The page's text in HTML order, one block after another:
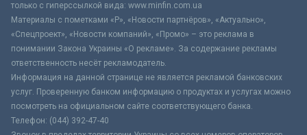
только с гиперссылкой вида: www.minfin.com.ua
Материалы с пометками «Р», «Новости партнёров», «Актуально»,
«Спецпроект», «Новости компаний», «Промо» – это реклама в
понимании Закона Украины «О рекламе». За содержание рекламы
ответственность несёт рекламодатель.
Информация на данной странице не является рекламой банковских
услуг. Проверенную банком информацию о продуктах и услугах можно
посмотреть на официальном сайте соответствующего банка.
Телефон: (044) 392-47-40